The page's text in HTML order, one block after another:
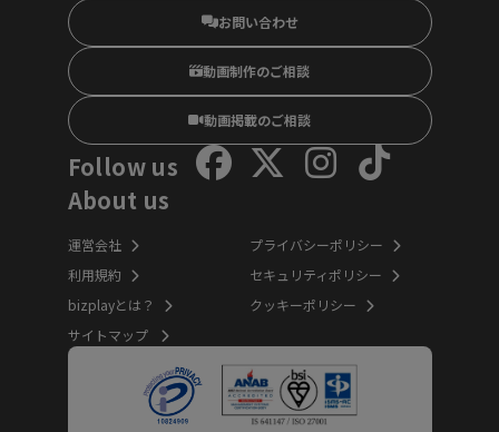
お問い合わせ
動画制作のご相談
動画掲載のご相談
Follow us
About us
運営会社
利用規約
bizplayとは？
サイトマップ
プライバシーポリシー
セキュリティポリシー
クッキーポリシー